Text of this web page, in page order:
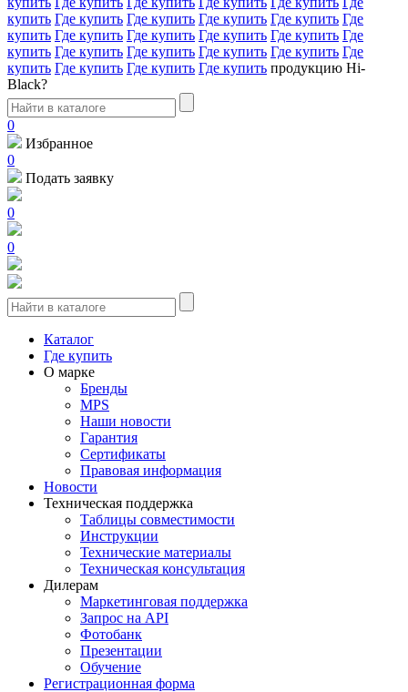
купить Где купить Где купить Где купить Где купить Где
купить Где купить Где купить Где купить Где купить Где
купить Где купить Где купить Где купить Где купить Где
купить Где купить Где купить Где купить продукцию Hi-
Black?
0
Избранное
0
Подать заявку
0
0
Каталог
Где купить
О марке
Бренды
MPS
Наши новости
Гарантия
Сертификаты
Правовая информация
Новости
Техническая поддержка
Таблицы совместимости
Инструкции
Технические материалы
Техническая консультация
Дилерам
Маркетинговая поддержка
Запрос на API
Фотобанк
Презентации
Обучение
Регистрационная форма